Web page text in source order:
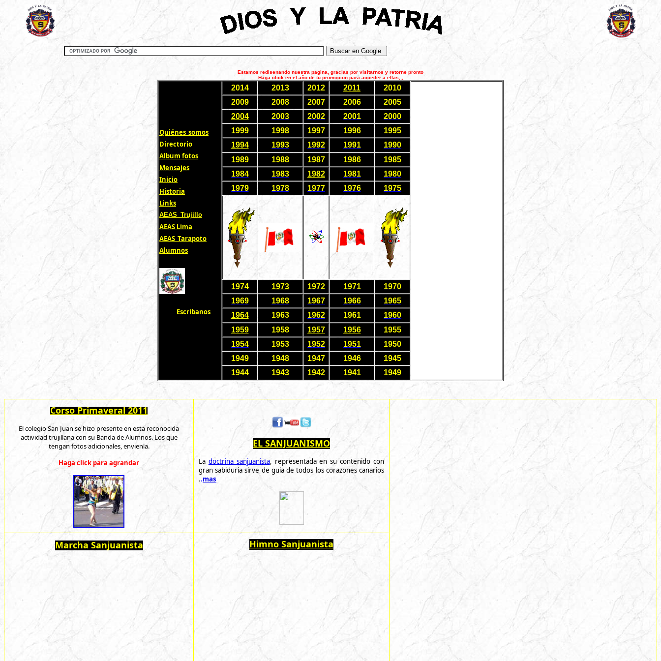
Estamos redisenando nuestra pagina, gracias por visitarnos y retorne pronto
Haga click en el año de tu promocion para acceder a ellas,,,
Quiénes_somos
Directorio
Album fotos
Mensajes
Inicio
Historia
Links
AEAS_Trujillo
AEAS Lima
AEAS_Tarapoto
Alumnos
Escribanos
2014 2013 2012 2011
2010
2009
2008 2007 2006
2005
2004
2003 2002 2001
2000
1999
1998 1997 1996 1995
1994
1993 1992 1991
1990
1989
1988 1987 1986
1985
1984
1983 1982 1981
1980
1979
1978 1977 1976 1975
1974 1973 1972 1971
1970
1969
1968 1967 1966
1965
1964
1963 1962 1961
1960
1959
1958 1957 1956
1955
1954
1953 1952 1951
1950
1949
1948 1947 1946
1945
1944
1943 1942 1941 1949
Corso Primaveral 2011
El colegio San Juan se hizo presente en esta reconocida
actividad trujillana con su Banda de Alumnos. Los que
tengan fotos adicionales, envienla.
Haga click para agrandar
EL SANJUANISMO
La doctrina sanjuanista, representada en su contenido con
gransabiduria sirve de guiade todos los corazones canarios
..mas
Marcha Sanjuanista Himno Sanjuanista